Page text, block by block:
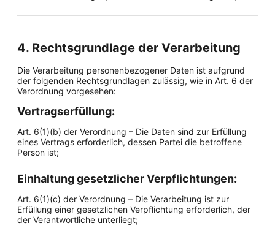
4. Rechtsgrundlage der Verarbeitung
Die Verarbeitung personenbezogener Daten ist aufgrund
der folgenden Rechtsgrundlagen zulässig, wie in Art. 6 der
Verordnung vorgesehen:
Vertragserfüllung:
Art. 6(1)(b) der Verordnung – Die Daten sind zur Erfüllung
eines Vertrags erforderlich, dessen Partei die betroffene
Person ist;
Einhaltung gesetzlicher Verpflichtungen:
Art. 6(1)(c) der Verordnung – Die Verarbeitung ist zur
Erfüllung einer gesetzlichen Verpflichtung erforderlich, der
der Verantwortliche unterliegt;